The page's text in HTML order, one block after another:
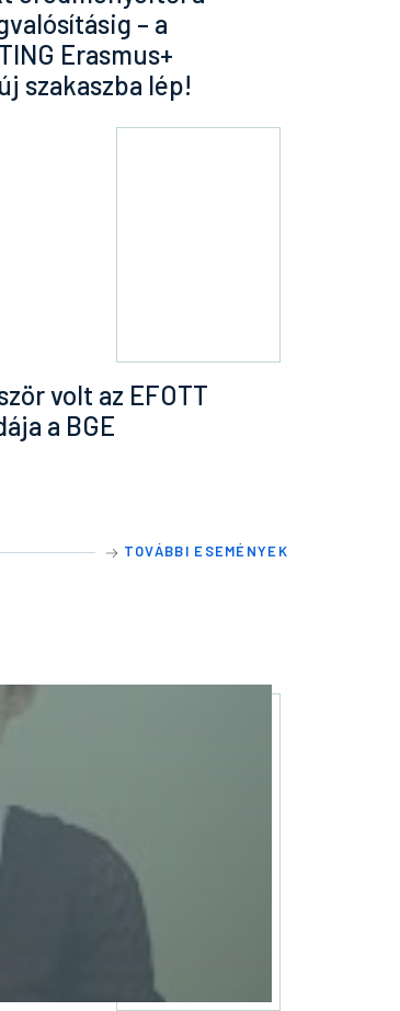
– a
Erasmus+
szakaszba lép!
volt az EFOTT
a BGE
TOVÁBBI ESEMÉNYEK